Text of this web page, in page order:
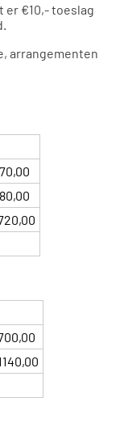
er €10,- toeslag
arrangementen